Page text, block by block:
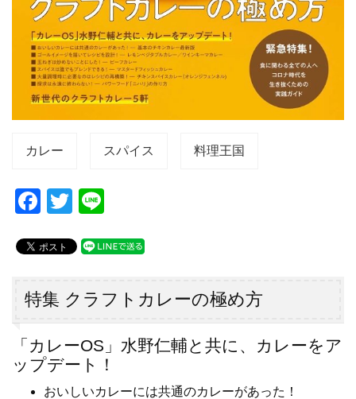
カレー スパイス 料理王国
F
c
e
b
o
o
k
T
tt
er
e
特集 クラフトカレーの極め方
「カレーOS」水野仁輔と共に、カレーをア
ップデート！
おいしいカレーには共通のカレーがあった！